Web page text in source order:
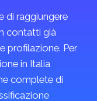
di raggiungere
contatti già
profilazione. Per
in Italia
complete di